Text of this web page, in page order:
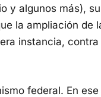
y algunos más),
la ampliación de
instancia,
federal. En